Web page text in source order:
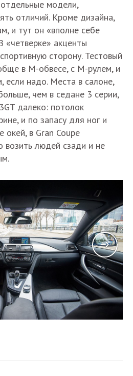
модели,
отличий. Кроме дизайна,
и тут он «вполне себе
«четверке» акценты
сторону. Тестовый
в М-обвесе, с М-рулем, и
надо. Места в салоне,
чем в седане 3 серии,
далеко: потолок
и по запасу для ног и
окей, в Gran Coupe
возить людей сзади и не